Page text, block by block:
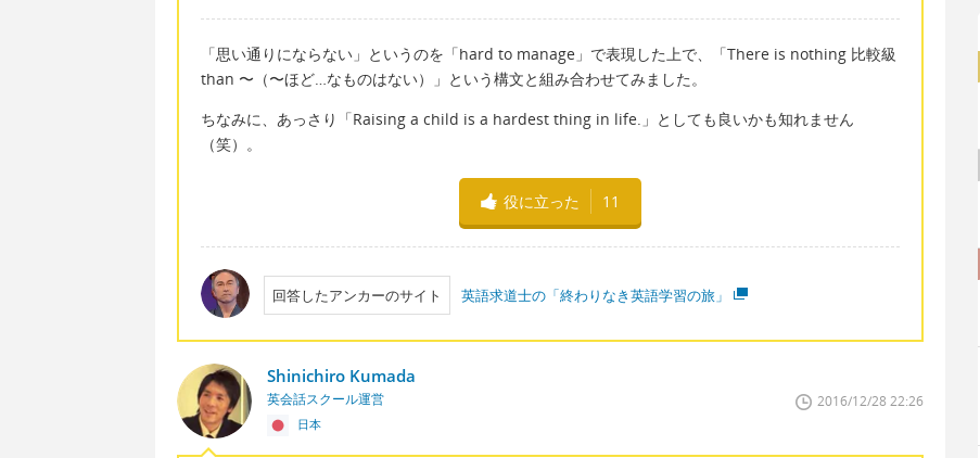
「思い通りにならない」というのを「hard to manage」で表現した上で、「There is nothing 比較級
than 〜（〜ほど…なものはない）」という構文と組み合わせてみました。
ちなみに、あっさり「Raising a child is a hardest thing in life.」としても良いかも知れません
（笑）。
役に立った 11
回答したアンカーのサイト 英語求道士の「終わりなき英語学習の旅」
Shinichiro Kumada
英会話スクール運営
日本
2016/12/28 22:26